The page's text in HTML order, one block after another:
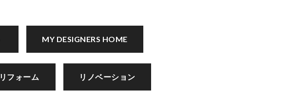
MY DESIGNERS HOME
リフォーム リノベーション